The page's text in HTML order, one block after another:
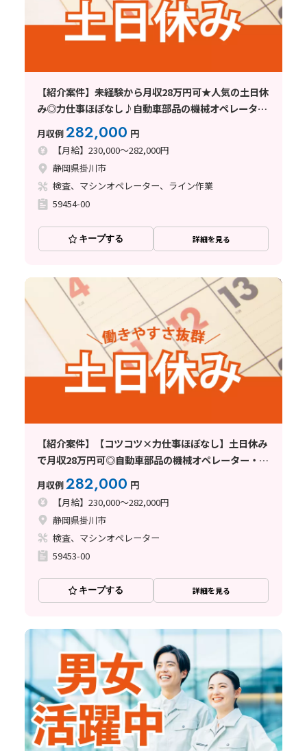
【紹介案件】未経験から月収28万円可★人気の土日休
み◎力仕事ほぼなし♪自動車部品の機械オペレータ
ー・検査など♪
月収例282,000 円
【月給】230,000～282,000円
静岡県掛川市
検査、マシンオペレーター、ライン作業
59454-00
キープする 詳細を見る
【紹介案件】【コツコツ×力仕事ほぼなし】土日休み
で月収28万円可◎自動車部品の機械オペレーター・検
査など！
月収例282,000 円
【月給】230,000～282,000円
静岡県掛川市
検査、マシンオペレーター
59453-00
キープする 詳細を見る